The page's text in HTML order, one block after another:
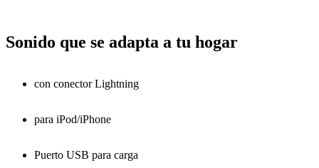
Sonido que se adapta a tu hogar
con conector Lightning
para iPod/iPhone
Puerto USB para carga